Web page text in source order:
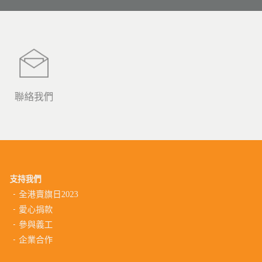
聯絡我們
支持我們
全港賣旗日2023
愛心捐款
參與義工
企業合作